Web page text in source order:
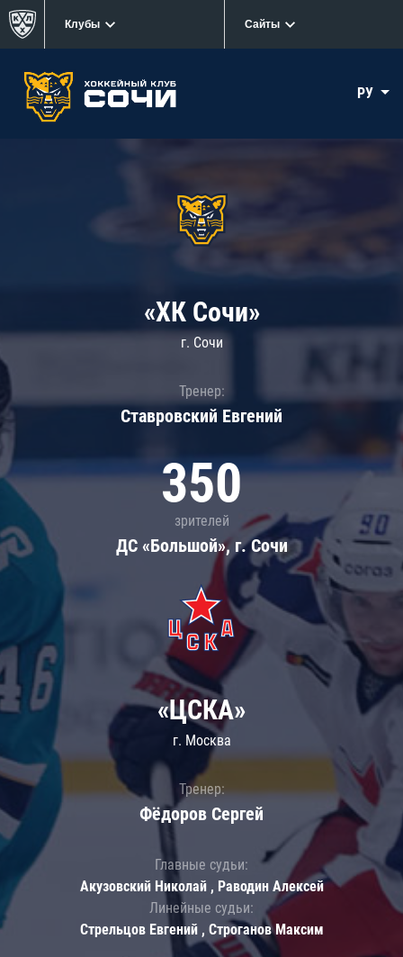
Клубы Сайты
РУ
«ХК Сочи»
г. Сочи
Тренер:
Ставровский Евгений
350
зрителей
ДС «Большой», г. Сочи
«ЦСКА»
г. Москва
Тренер:
Фёдоров Сергей
Главные судьи:
Акузовский Николай , Раводин Алексей
Линейные судьи:
Стрельцов Евгений , Строганов Максим